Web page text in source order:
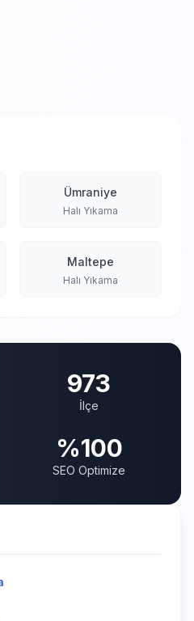
Ümraniye
Halı Yıkama
Maltepe
Halı Yıkama
973
İlçe
%100
SEO Optimize